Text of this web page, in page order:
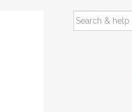
SEARCH
FOR: